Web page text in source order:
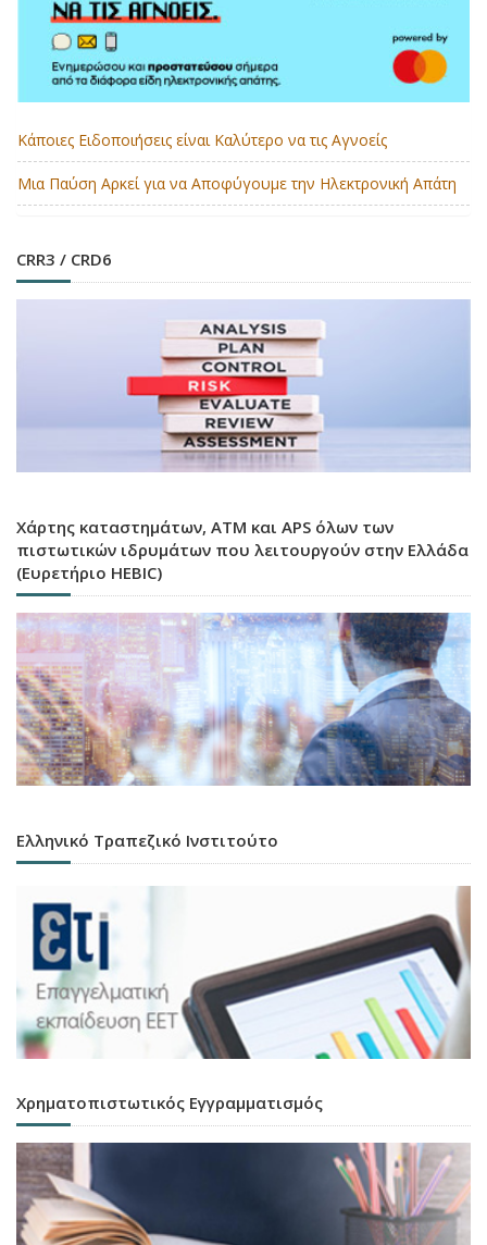
Κάποιες Ειδοποιήσεις είναι Καλύτερο να τις Αγνοείς
Μια Παύση Αρκεί για να Αποφύγουμε την Ηλεκτρονική Απάτη
CRR3 / CRD6
Χάρτης καταστημάτων, ATM και APS όλων των
πιστωτικών ιδρυμάτων που λειτουργούν στην Ελλάδα
(Ευρετήριο HEBIC)
Ελληνικό Τραπεζικό Ινστιτούτο
Χρηματοπιστωτικός Εγγραμματισμός